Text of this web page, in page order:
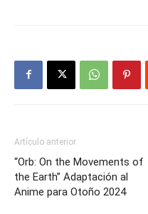
Artículo anterior
“Orb: On the Movements of
the Earth” Adaptación al
Anime para Otoño 2024